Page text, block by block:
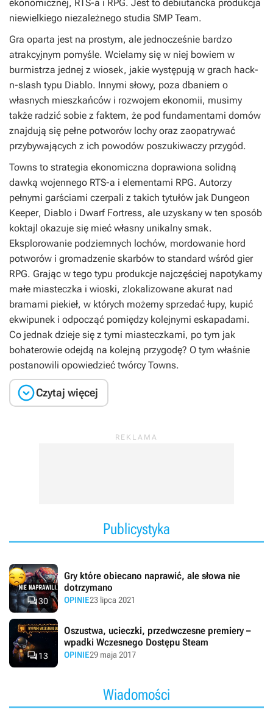
ekonomicznej, RTS-a i RPG. Jest to debiutancka produkcja
niewielkiego niezależnego studia SMP Team.
Gra oparta jest na prostym, ale jednocześnie bardzo
atrakcyjnym pomyśle. Wcielamy się w niej bowiem w
burmistrza jednej z wiosek, jakie występują w grach hack-
n-slash typu Diablo. Innymi słowy, poza dbaniem o
własnych mieszkańców i rozwojem ekonomii, musimy
także radzić sobie z faktem, że pod fundamentami domów
znajdują się pełne potworów lochy oraz zaopatrywać
przybywających z ich powodów poszukiwaczy przygód.
Towns to strategia ekonomiczna doprawiona solidną
dawką wojennego RTS-a i elementami RPG. Autorzy
pełnymi garściami czerpali z takich tytułów jak Dungeon
Keeper, Diablo i Dwarf Fortress, ale uzyskany w ten sposób
koktajl okazuje się mieć własny unikalny smak.
Eksplorowanie podziemnych lochów, mordowanie hord
potworów i gromadzenie skarbów to standard wśród gier
RPG. Grając w tego typu produkcje najczęściej napotykamy
małe miasteczka i wioski, zlokalizowane akurat nad
bramami piekieł, w których możemy sprzedać łupy, kupić
ekwipunek i odpocząć pomiędzy kolejnymi eskapadami.
Co jednak dzieje się z tymi miasteczkami, po tym jak
bohaterowie odejdą na kolejną przygodę? O tym właśnie
postanowili opowiedzieć twórcy Towns.
Czytaj więcej
Publicystyka
30
Gry które obiecano naprawić, ale słowa nie
dotrzymano
OPINIE23 lipca 2021
13
Oszustwa, ucieczki, przedwczesne premiery –
wpadki Wczesnego Dostępu Steam
OPINIE29 maja 2017
Wiadomości